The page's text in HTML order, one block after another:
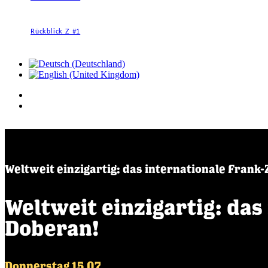
Rückblick Z #1
Weltweit einzigartig: das internationale Frank-
Weltweit einzigartig:
Doberan!